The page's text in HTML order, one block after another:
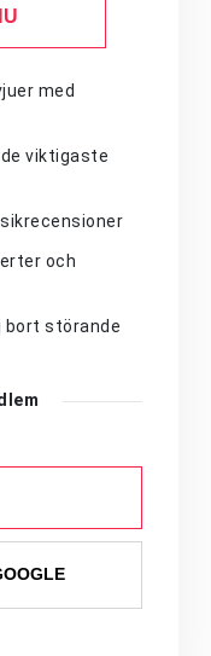
med
viktigaste
och
bort störande